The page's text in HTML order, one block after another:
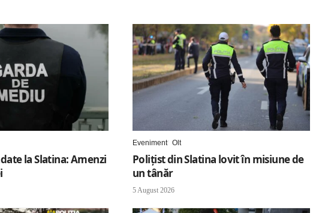
la Slatina: Amenzi
Eveniment Olt
Polițist din Slatina lovit în misiune de
un tânăr
5 August 2026